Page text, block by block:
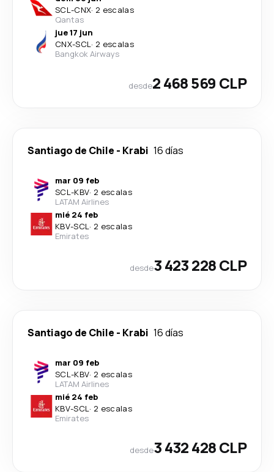
SCL-CNX· 2 escalas
Qantas
jue 17 jun
CNX-SCL· 2 escalas
Bangkok Airways
desde2 468 569 CLP
Santiago de Chile - Krabi 16 días
mar 09 feb
SCL-KBV· 2 escalas
LATAM Airlines
mié 24 feb
KBV-SCL· 2 escalas
Emirates
desde3 423 228 CLP
Santiago de Chile - Krabi 16 días
mar 09 feb
SCL-KBV· 2 escalas
LATAM Airlines
mié 24 feb
KBV-SCL· 2 escalas
Emirates
desde3 432 428 CLP